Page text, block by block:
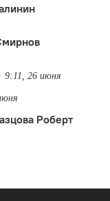
9:11, 26 июня
Роберт